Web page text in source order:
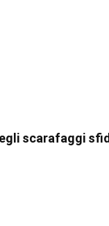
scarafaggi